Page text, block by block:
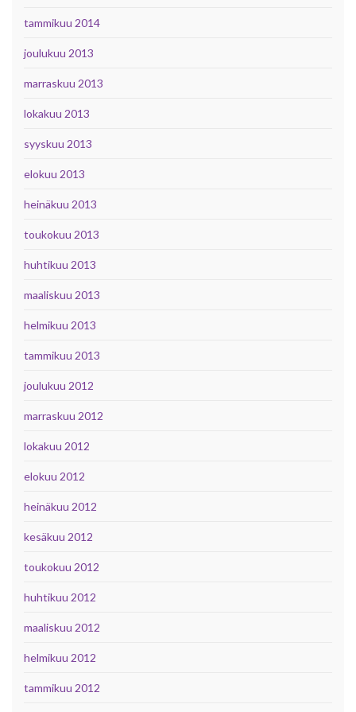
tammikuu 2014
joulukuu 2013
marraskuu 2013
lokakuu 2013
syyskuu 2013
elokuu 2013
heinäkuu 2013
toukokuu 2013
huhtikuu 2013
maaliskuu 2013
helmikuu 2013
tammikuu 2013
joulukuu 2012
marraskuu 2012
lokakuu 2012
elokuu 2012
heinäkuu 2012
kesäkuu 2012
toukokuu 2012
huhtikuu 2012
maaliskuu 2012
helmikuu 2012
tammikuu 2012